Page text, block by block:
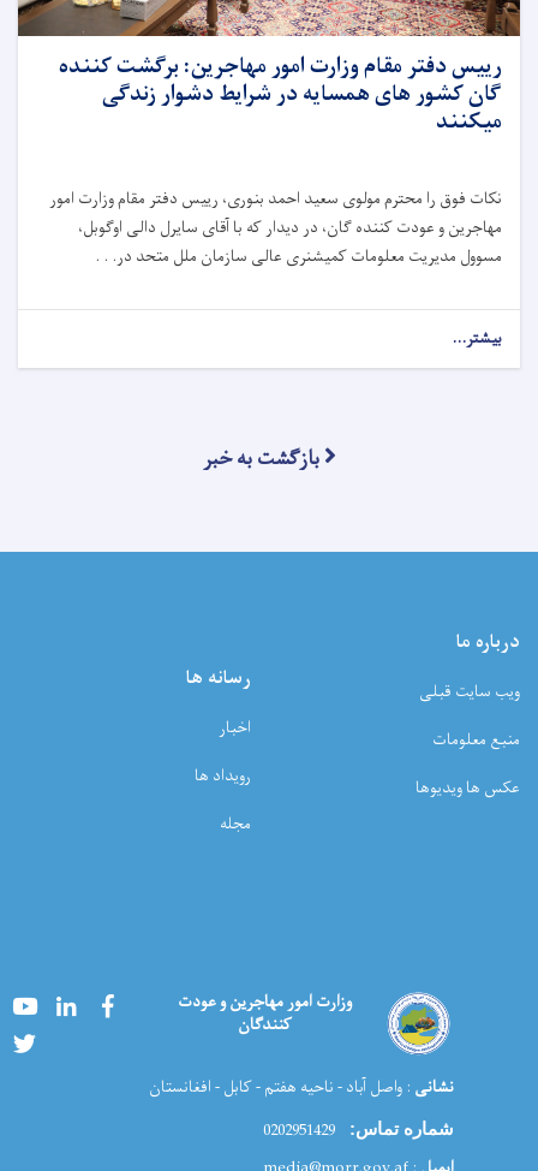
رییس دفتر مقام وزارت امور مهاجرین: برگشت کننده
گان کشور های همسایه در شرایط دشوار زندگی
میکنند
نکات فوق را محترم مولوی سعید احمد بنوری، رییس دفتر مقام وزارت امور
مهاجرین و عودت کننده گان، در دیدار که با آقای سایرل دالی اوگوبل،
مسوول مدیریت معلومات کمیشنری عالی سازمان ملل متحد در. . .
بیشتر...
بازگشت به خبر
درباره ما
ویب سایت قبلی
منبع معلومات
عکس ها ویدیوها
رسانه ها
اخبار
رویداد ها
مجله
وزارت امور مهاجرین و عودت
کنندگان
YoutubeLinkedInFacebook
نشانی : واصل آباد - ناحیه هفتم - کابل - افغانستان
شماره تماس: